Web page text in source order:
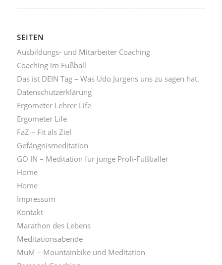
SEITEN
Ausbildungs- und Mitarbeiter Coaching
Coaching im Fußball
Das ist DEIN Tag – Was Udo Jürgens uns zu sagen hat.
Datenschutzerklärung
Ergometer Lehrer Life
Ergometer Life
FaZ – Fit als Ziel
Gefängnismeditation
GO IN – Meditation für junge Profi-Fußballer
Home
Home
Impressum
Kontakt
Marathon des Lebens
Meditationsabende
MuM – Mountainbike und Meditation